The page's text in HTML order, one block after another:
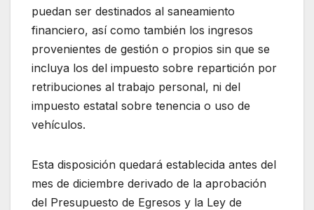
puedan ser destinados al saneamiento
financiero, así como también los ingresos
provenientes de gestión o propios sin que se
incluya los del impuesto sobre repartición por
retribuciones al trabajo personal, ni del
impuesto estatal sobre tenencia o uso de
vehículos.
Esta disposición quedará establecida antes del
mes de diciembre derivado de la aprobación
del Presupuesto de Egresos y la Ley de